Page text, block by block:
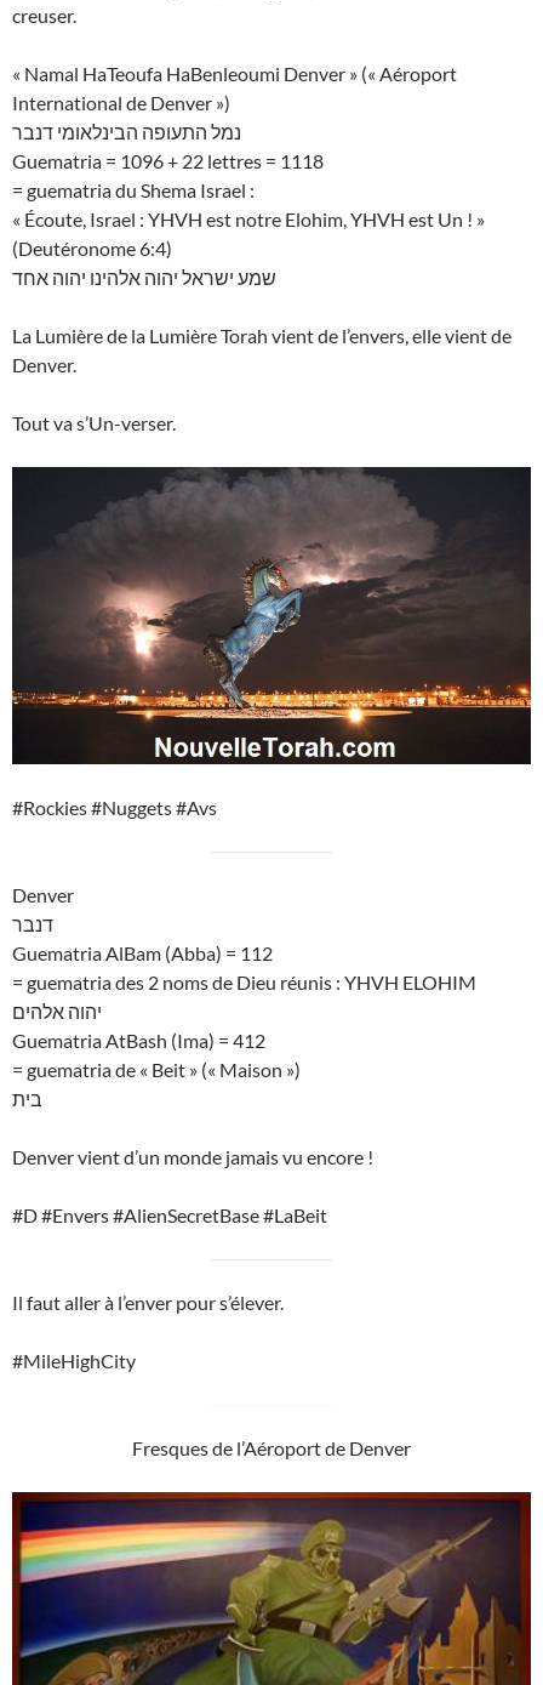
creuser.
« Namal HaTeoufa HaBenleoumi Denver » (« Aéroport
International de Denver »)
נמל התעופה הבינלאומי דנבר
Guematria = 1096 + 22 lettres = 1118
= guematria du Shema Israel :
« Écoute, Israel : YHVH est notre Elohim, YHVH est Un ! »
(Deutéronome 6:4)
שמע ישראל יהוה אלהינו יהוה אחד
La Lumière de la Lumière Torah vient de l’envers, elle vient de
Denver.
Tout va s’Un-verser.
#Rockies #Nuggets #Avs
Denver
דנבר
Guematria AlBam (Abba) = 112
= guematria des 2 noms de Dieu réunis : YHVH ELOHIM
יהוה אלהים
Guematria AtBash (Ima) = 412
= guematria de « Beit » (« Maison »)
בית
Denver vient d’un monde jamais vu encore !
#D #Envers #AlienSecretBase #LaBeit
Il faut aller à l’enver pour s’élever.
#MileHighCity
Fresques de l’Aéroport de Denver